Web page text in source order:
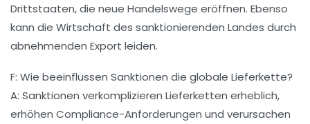
Drittstaaten, die neue Handelswege eröffnen. Ebenso
kann die Wirtschaft des sanktionierenden Landes durch
abnehmenden Export leiden.
F: Wie beeinflussen Sanktionen die globale Lieferkette?
A: Sanktionen verkomplizieren Lieferketten erheblich,
erhöhen Compliance-Anforderungen und verursachen